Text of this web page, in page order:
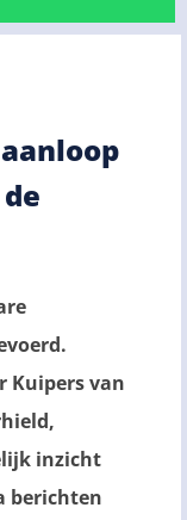
Kuipers van
inzicht
berichten